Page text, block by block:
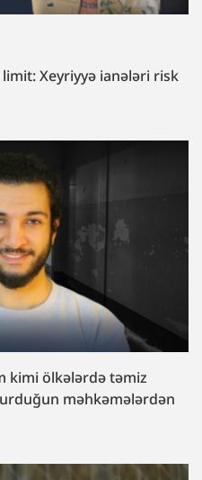
Xeyriyyə ianələri risk
kimi ölkələrdə təmiz
məhkəmələrdən